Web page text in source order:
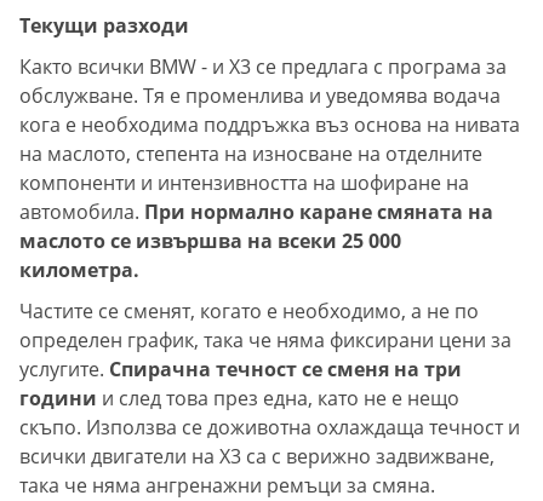
Текущи разходи
Както всички BMW - и X3 се предлага с програма за
обслужване. Тя е променлива и уведомява водача
кога е необходима поддръжка въз основа на нивата
на маслото, степента на износване на отделните
компоненти и интензивността на шофиране на
автомобила. При нормално каране смяната на
маслото се извършва на всеки 25 000
километра.
Частите се сменят, когато е необходимо, а не по
определен график, така че няма фиксирани цени за
услугите. Спирачна течност се сменя на три
години и след това през една, като не е нещо
скъпо. Използва се доживотна охлаждаща течност и
всички двигатели на X3 са с верижно задвижване,
така че няма ангренажни ремъци за смяна.